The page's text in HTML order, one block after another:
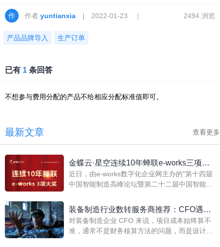
作者 yuntianxia | 2022-01-23 ｜
产品品牌导入 生产订单
2494 浏览
已有 1 条回答
不想参与费用分配的产品不给相应分配标准值即可。
最新文章 查看更多
金蝶云·星空连续10年蝉联e-works三项大
奖！
近日，由e-works数字化企业网主办的"第十四届
中国智能制造高峰论坛暨第二十二届中国智能制
装备制造行业数转服务商推荐：CFO遇到
项目成本始终算不准时，选型先看什么？
对装备制造企业 CFO 来说，项目成本始终算不
准，通常不是财务核算方法的问题，而是设计、